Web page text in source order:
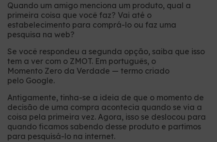
Quando um amigo menciona um produto, qual a
primeira coisa que você faz? Vai até o
estabelecimento para comprá-lo ou faz uma
pesquisa na web?
Se você respondeu a segunda opção, saiba que isso
tem a ver com o ZMOT. Em português, o
Momento Zero da Verdade — termo criado
pelo Google.
Antigamente, tinha-se a ideia de que o momento de
decisão de uma compra acontecia quando se via a
coisa pela primeira vez. Agora, isso se deslocou para
quando ficamos sabendo desse produto e partimos
para pesquisá-lo na internet.